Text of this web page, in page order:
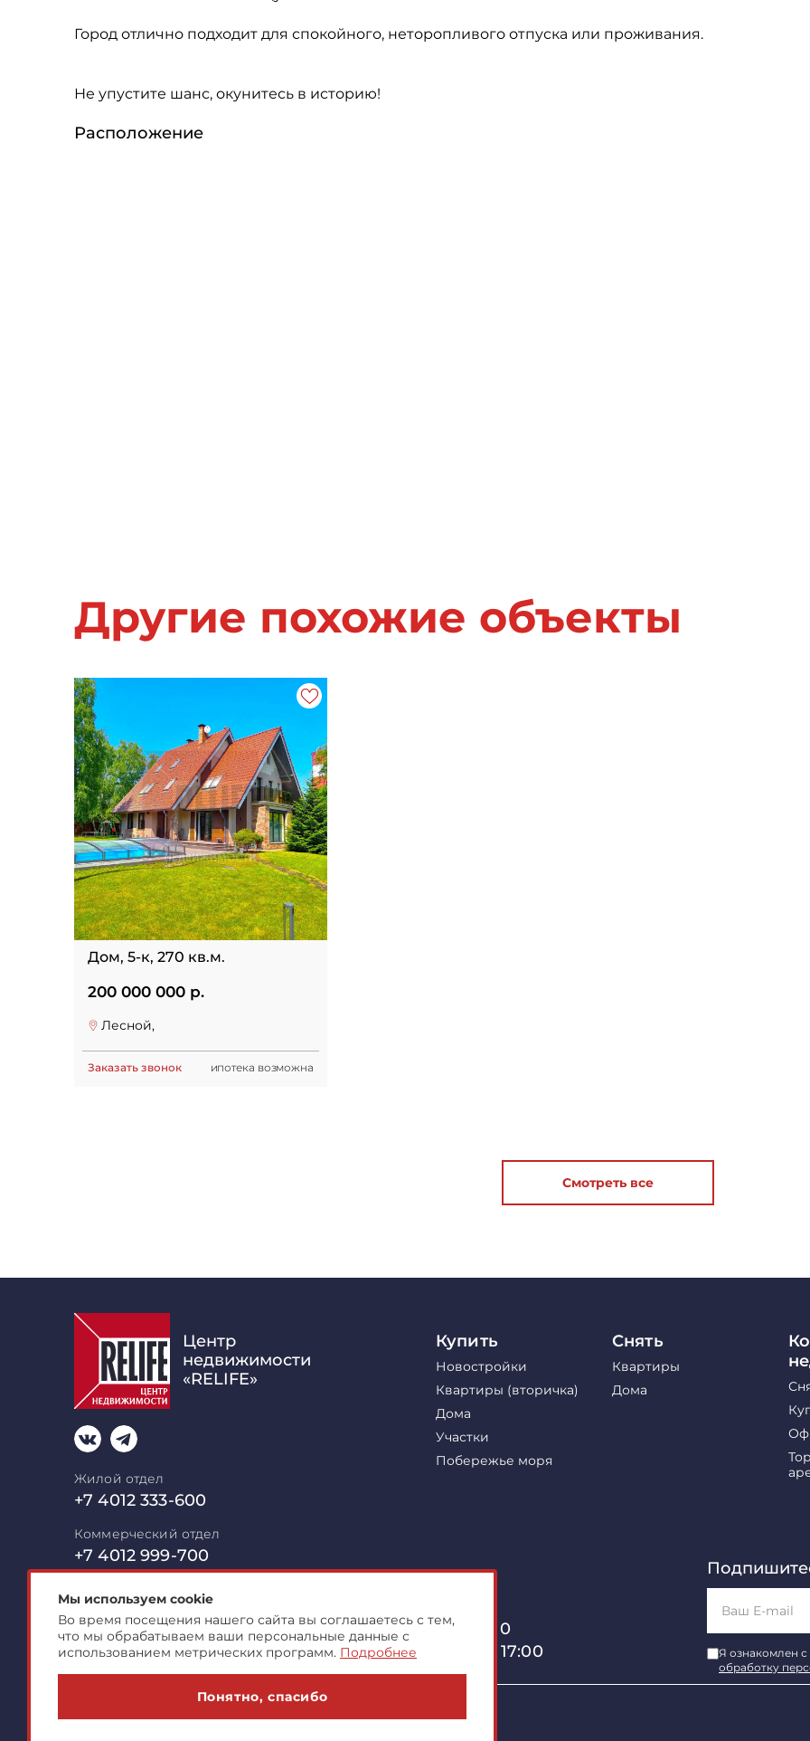
Город отлично подходит для спокойного, неторопливого отпуска или проживания.
Не упустите шанс, окунитесь в историю!
Расположение
Другие похожие объекты
Дом, 5-к, 270 кв.м.
200 000 000 р.
Лесной,
Заказать звонок ипотека возможна
Смотреть все
Центр
недвижимости
«RELIFE»
Жилой отдел
+7 4012 333-600
Коммерческий отдел
+7 4012 999-700
mail@relife-realty.ru
236006 Калининград,Московский пр-т, 40, оф. 510
Офис открыт пн-пт с 09:00 до 18:00, сб с 10:00 до 17:00
Купить
Новостройки
Квартиры (вторичка)
Дома
Участки
Побережье моря
Снять
Квартиры
Дома
© 2007-2026 ООО "Центр Коммерческой Недвижимости"
Я ознакомлен с
обработку
Мы используем cookie
Во время посещения нашего сайта вы соглашаетесь с тем,
что мы обрабатываем ваши персональные данные с
использованием метрических программ. Подробнее
Понятно, спасибо